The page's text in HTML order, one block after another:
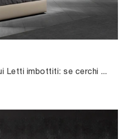
Clicca e scopri di più sui Letti imbottiti: se cerchi modelli matrimoniali moderni, il modello Zoè Uno Excò fa per te.